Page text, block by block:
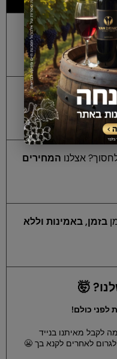
לזיופים, מאושר על
הסגורים
החנות.
אצלנו המחירים
בזמן, באמינות וללא
🤯
לפני כולם!
לקבל מאיתנו בנייד
לאחרים לקנא בך 😬